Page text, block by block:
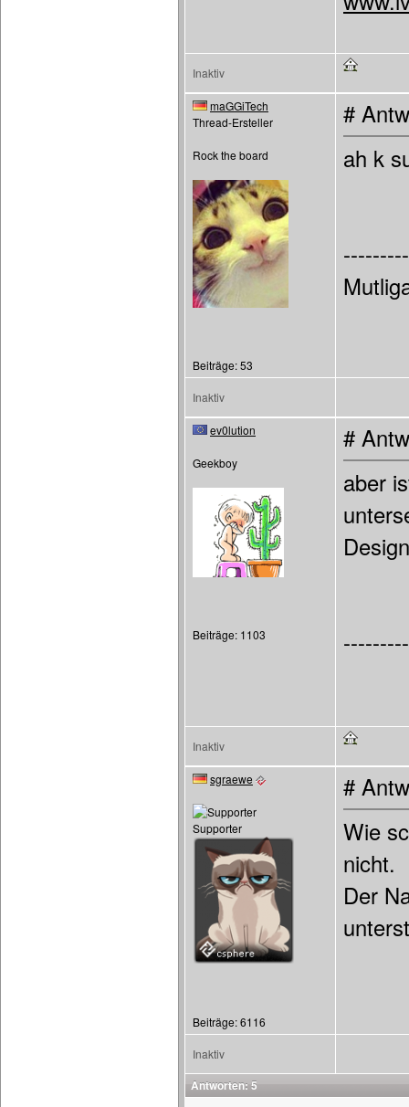
Inaktiv
maGGiTech
Thread-Ersteller
Rock the board
Beiträge: 53
#
ah k
Inaktiv
ev0lution
Geekboy
Beiträge: 1103
#
aber
Design
Inaktiv
sgraewe
Supporter
Beiträge: 6116
#
Wie
nicht.
Der
Inaktiv
Antworten: 5